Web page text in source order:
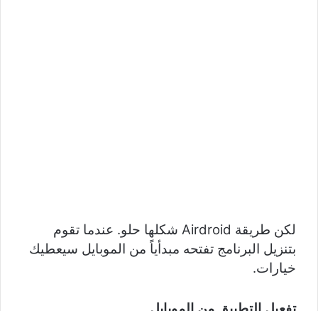
لكن طريقة Airdroid شكلها حلو. عندما تقوم
بتنزيل البرنامج تفتحه مبدأياً من الموبايل سيعطيك
خيارات.